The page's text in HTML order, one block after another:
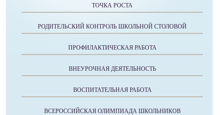
ТОЧКА РОСТА
РОДИТЕЛЬСКИЙ КОНТРОЛЬ ШКОЛЬНОЙ СТОЛОВОЙ
ПРОФИЛАКТИЧЕСКАЯ РАБОТА
ВНЕУРОЧНАЯ ДЕЯТЕЛЬНОСТЬ
ВОСПИТАТЕЛЬНАЯ РАБОТА
ВСЕРОССИЙСКАЯ ОЛИМПИАДА ШКОЛЬНИКОВ